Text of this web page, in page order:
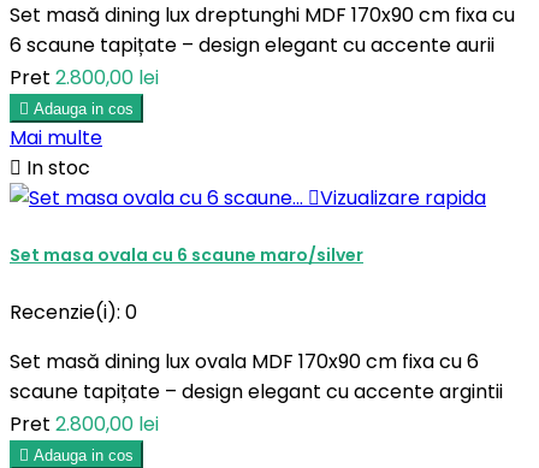
Set masă dining lux dreptunghi MDF 170x90 cm fixa cu
6 scaune tapițate – design elegant cu accente aurii
Pret 2.800,00 lei
 Adauga in cos
Mai multe
 In stoc
Vizualizare rapida
Set masa ovala cu 6 scaune maro/silver
Recenzie(i): 0
Set masă dining lux ovala MDF 170x90 cm fixa cu 6
scaune tapițate – design elegant cu accente argintii
Pret 2.800,00 lei
 Adauga in cos